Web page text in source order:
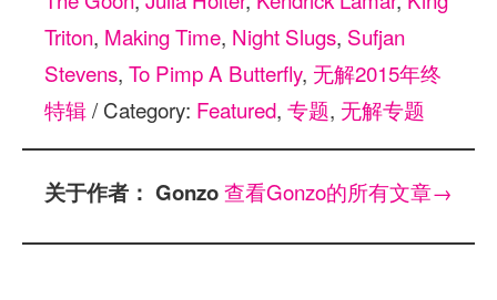
Triton, Making Time, Night Slugs, Sufjan
Stevens, To Pimp A Butterfly, 无解2015年终
特辑/ Category: Featured, 专题, 无解专题
关于作者： Gonzo查看Gonzo的所有文章→